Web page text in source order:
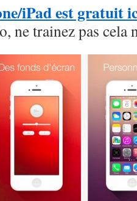
iPad est gratuit
ne trainez pas cela